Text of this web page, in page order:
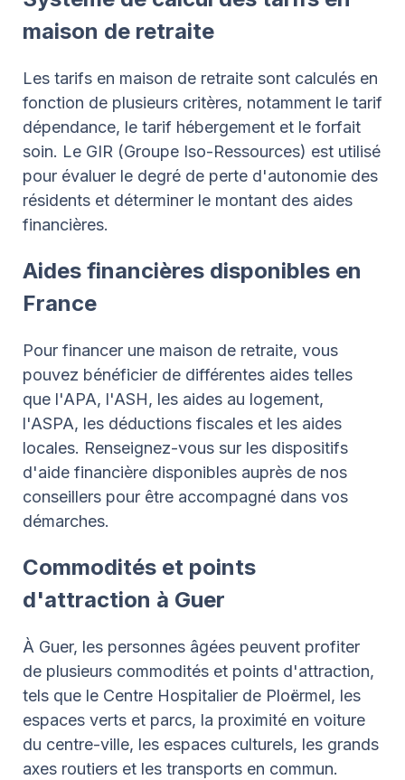
maison de retraite
Les tarifs en maison de retraite sont calculés en
fonction de plusieurs critères, notamment le tarif
dépendance, le tarif hébergement et le forfait
soin. Le GIR (Groupe Iso-Ressources) est utilisé
pour évaluer le degré de perte d'autonomie des
résidents et déterminer le montant des aides
financières.
Aides financières disponibles en
France
Pour financer une maison de retraite, vous
pouvez bénéficier de différentes aides telles
que l'APA, l'ASH, les aides au logement,
l'ASPA, les déductions fiscales et les aides
locales. Renseignez-vous sur les dispositifs
d'aide financière disponibles auprès de nos
conseillers pour être accompagné dans vos
démarches.
Commodités et points
d'attraction à Guer
À Guer, les personnes âgées peuvent profiter
de plusieurs commodités et points d'attraction,
tels que le Centre Hospitalier de Ploërmel, les
espaces verts et parcs, la proximité en voiture
du centre-ville, les espaces culturels, les grands
axes routiers et les transports en commun.